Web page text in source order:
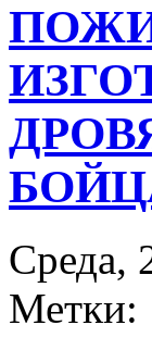
Среда,
Метки: